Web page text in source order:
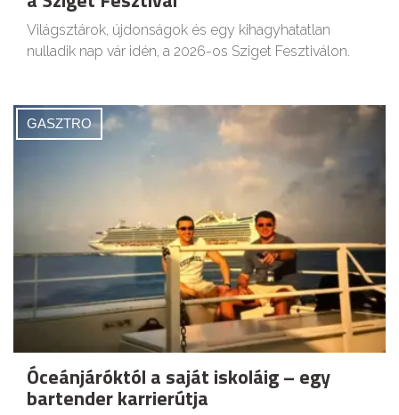
Világsztárok, újdonságok és egy kihagyhatatlan
nulladik nap vár idén, a 2026-os Sziget Fesztiválon.
GASZTRO
Óceánjáróktól a saját iskoláig – egy
bartender karrierútja